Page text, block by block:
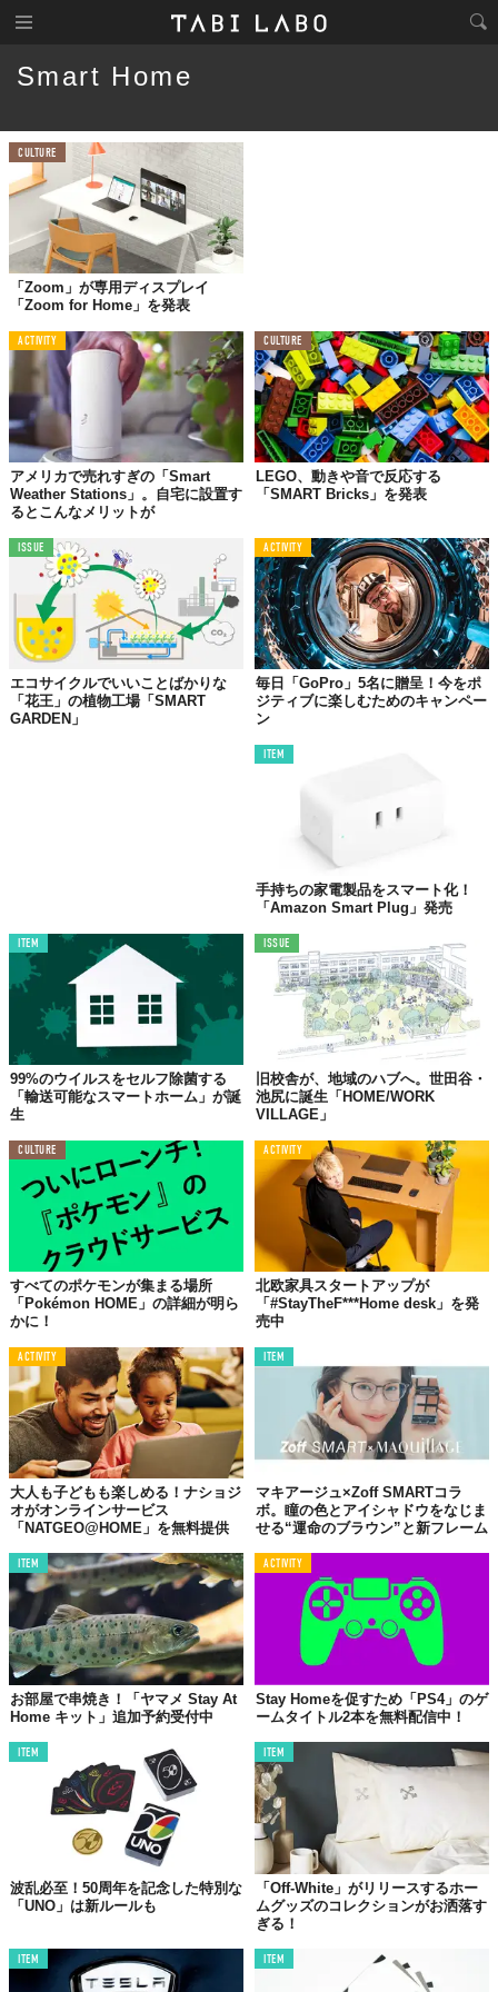
Smart Home
CULTURE
「Zoom」が専用ディスプレイ
「Zoom for Home」を発表
ACTIVITY
アメリカで売れすぎの「Smart
Weather Stations」。自宅に設置す
るとこんなメリットが
CULTURE
LEGO、動きや音で反応する
「SMART Bricks」を発表
ISSUE
エコサイクルでいいことばかりな
「花王」の植物工場「SMART
GARDEN」
ACTIVITY
毎日「GoPro」5名に贈呈！今をポ
ジティブに楽しむためのキャンペー
ン
ITEM
手持ちの家電製品をスマート化！
「Amazon Smart Plug」発売
ITEM
99%のウイルスをセルフ除菌する
「輸送可能なスマートホーム」が誕
生
ISSUE
旧校舎が、地域のハブへ。世田谷・
池尻に誕生「HOME/WORK
VILLAGE」
CULTURE
すべてのポケモンが集まる場所
「Pokémon HOME」の詳細が明ら
かに！
ACTIVITY
北欧家具スタートアップが
「#StayTheF***Home desk」を発
売中
ACTIVITY
大人も子どもも楽しめる！ナショジ
オがオンラインサービス
「NATGEO@HOME」を無料提供
ITEM
マキアージュ×Zoff SMARTコラ
ボ。瞳の色とアイシャドウをなじま
せる“運命のブラウン”と新フレーム
ITEM
お部屋で串焼き！「ヤマメ Stay At
Home キット」追加予約受付中
ACTIVITY
Stay Homeを促すため「PS4」のゲ
ームタイトル2本を無料配信中！
ITEM
波乱必至！50周年を記念した特別な
「UNO」は新ルールも
ITEM
「Off-White」がリリースするホー
ムグッズのコレクションがお洒落す
ぎる！
ITEM ITEM